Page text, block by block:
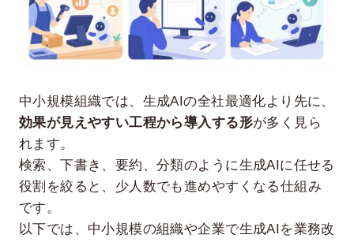
中小規模組織では、生成AIの全社最適化より先に、
効果が見えやすい工程から導入する形が多く見ら
れます。
検索、下書き、要約、分類のように生成AIに任せる
役割を絞ると、少人数でも進めやすくなる仕組み
です。
以下では、中小規模の組織や企業で生成AIを業務改